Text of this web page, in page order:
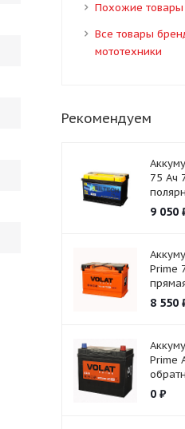
Похожие товары
Все товары
мототехники
Рекомендуем
75 Ач
9 050
Prime
8 550
Prime
0₽